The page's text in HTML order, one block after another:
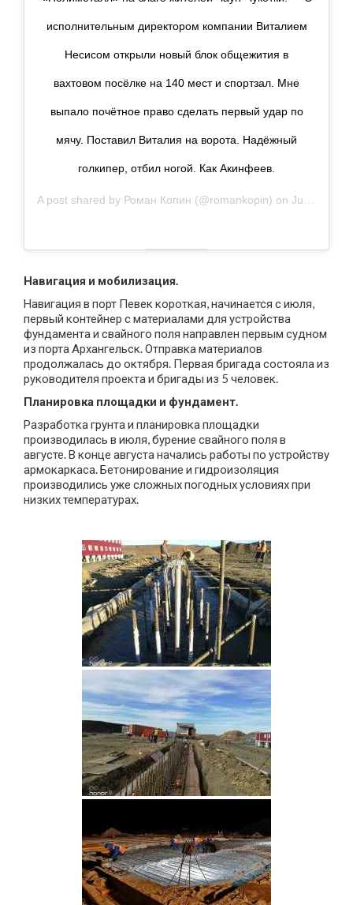
исполнительным директором компании Виталием
Несисом открыли новый блок общежития в
вахтовом посёлке на 140 мест и спортзал. Мне
выпало почётное право сделать первый удар по
мячу. Поставил Виталия на ворота. Надёжный
голкипер, отбил ногой. Как Акинфеев.
A post shared by Роман Копин (@romankopin) on Jul 14, 2019 at 2:50am PDT
Навигация и мобилизация.
Навигация в порт Певек короткая, начинается с июля,
первый контейнер с материалами для устройства
фундамента и свайного поля направлен первым судном
из порта Архангельск. Отправка материалов
продолжалась до октября. Первая бригада состояла из
руководителя проекта и бригады из 5 человек.
Планировка площадки и фундамент.
Разработка грунта и планировка площадки
производилась в июля, бурение свайного поля в
августе. В конце августа начались работы по устройству
армокаркаса. Бетонирование и гидроизоляция
производились уже сложных погодных условиях при
низких температурах.